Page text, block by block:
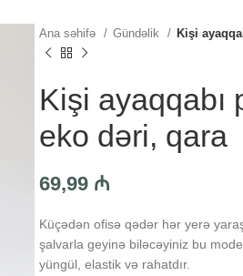
Ana səhifə Gündəlik Kişi
Kişi ayaqqabı
eko dəri, qara
69,99 ₼
Küçədən ofisə qədər hər yerə
şalvarla geyinə biləcəyiniz bu
yüngül, elastik və rahatdır.